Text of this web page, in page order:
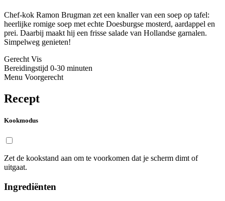
Chef-kok Ramon Brugman zet een knaller van een soep op tafel:
heerlijke romige soep met echte Doesburgse mosterd, aardappel en
prei. Daarbij maakt hij een frisse salade van Hollandse garnalen.
Simpelweg genieten!⁠
Gerecht Vis
Bereidingstijd 0-30 minuten
Menu Voorgerecht
Recept
Kookmodus
Zet de kookstand aan om te voorkomen dat je scherm dimt of
uitgaat.
Ingrediënten